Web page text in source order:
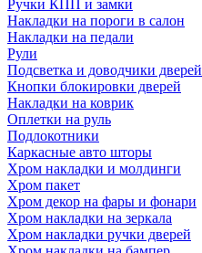
Ручки КПП и замки
Накладки на пороги в салон
Накладки на педали
Рули
Подсветка и доводчики дверей
Кнопки блокировки дверей
Накладки на коврик
Оплетки на руль
Подлокотники
Каркасные авто шторы
Хром накладки и молдинги
Хром пакет
Хром декор на фары и фонари
Хром накладки на зеркала
Хром накладки ручки дверей